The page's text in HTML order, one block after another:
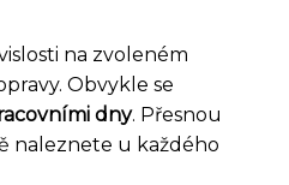
na zvoleném
Obvykle se
dny. Přesnou
naleznete u každého